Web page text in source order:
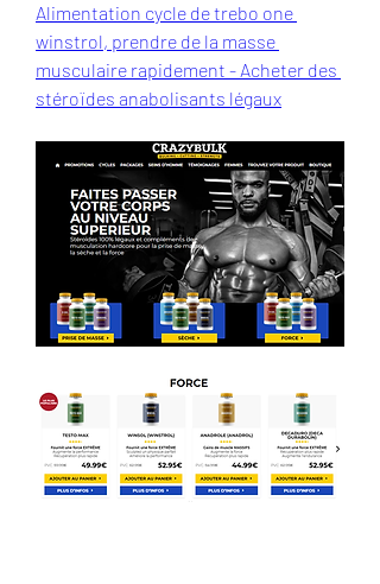
Alimentation cycle de trebo one
winstrol, prendre de la masse
musculaire rapidement - Acheter des
stéroïdes anabolisants légaux